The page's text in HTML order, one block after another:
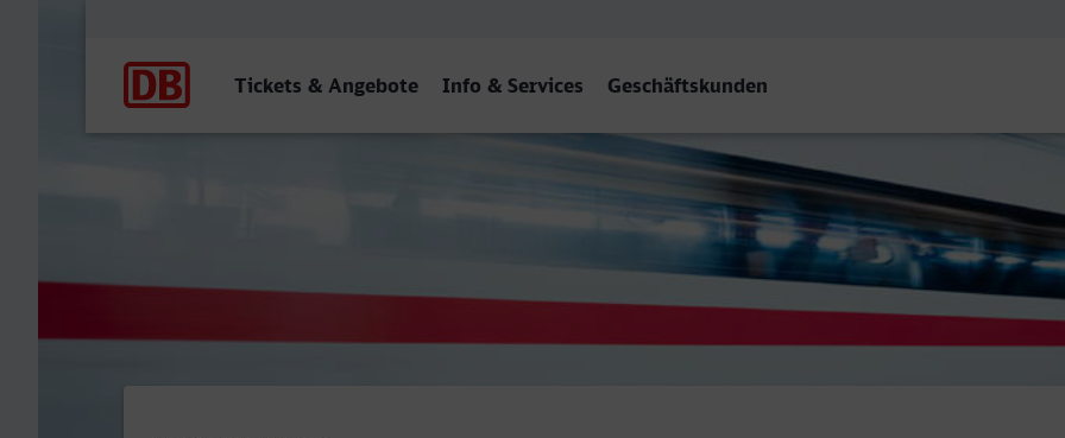
Tickets & Angebote Info & Services Geschäftskunden
Arnstadt Hbf - Magdeburg Hbf